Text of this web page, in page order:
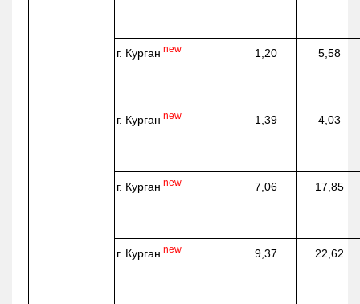
г. Курган new 1,20 5,58
г. Курган new 1,39 4,03
г. Курган new 7,06 17,85
г. Курган new 9,37 22,62